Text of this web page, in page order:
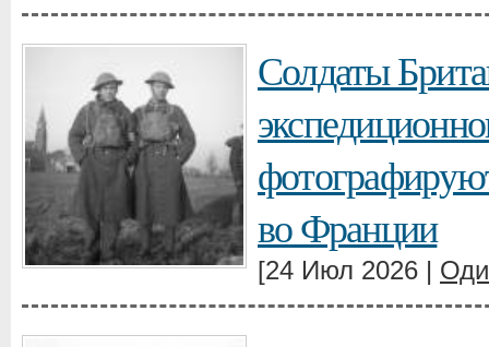
Солдаты
во Франции
[24 Июл 2026 |